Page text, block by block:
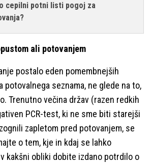
cepilni potni listi pogoj za
ali potovanjem
postalo eden pomembnejših
potovalnega seznama, ne glede na to,
Trenutno večina držav (razen redkih
PCR-test, ki ne sme biti starejši
zapletom pred potovanjem, se
o tem, kje in kdaj se lahko
kakšni obliki dobite izdano potrdilo o